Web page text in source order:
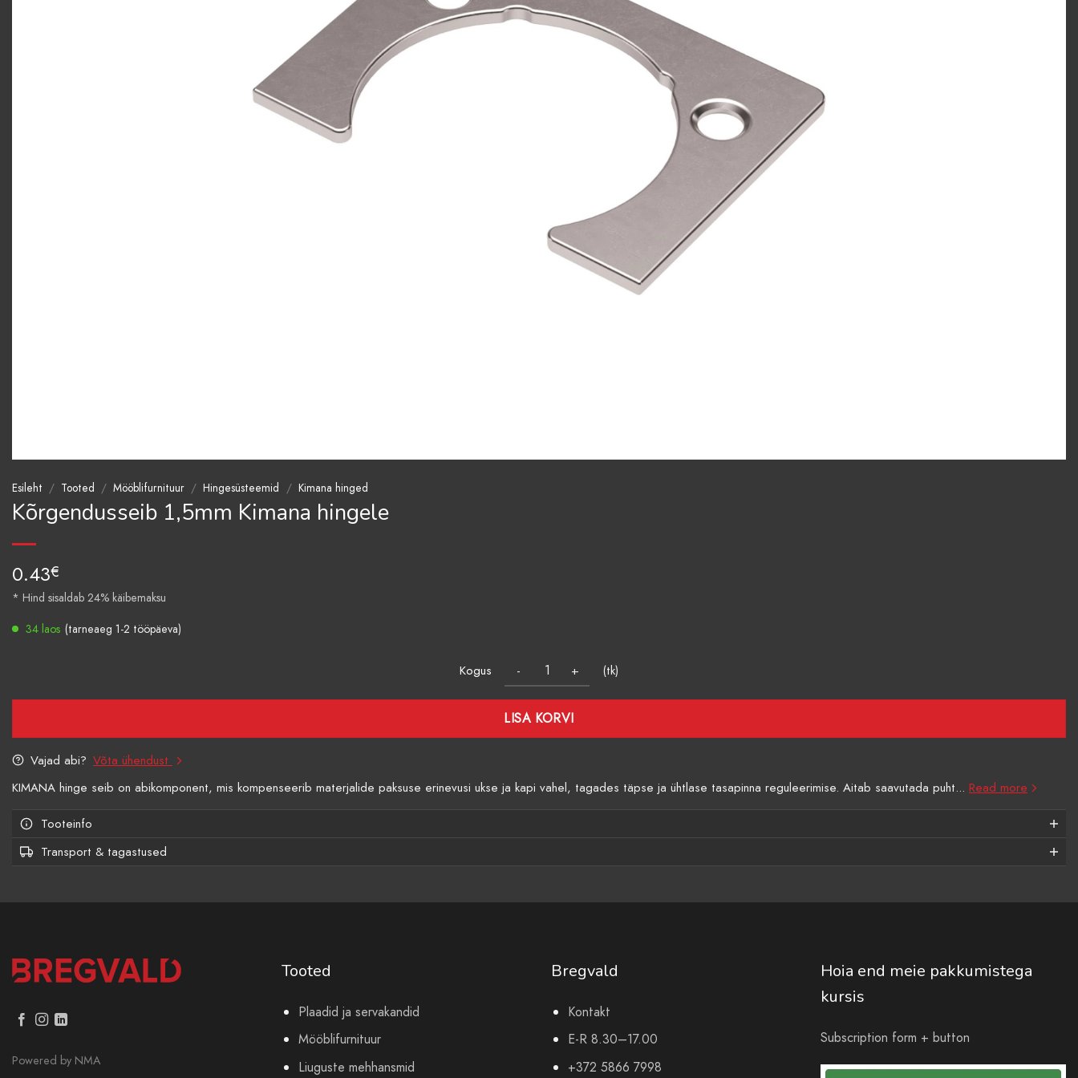
Esileht / Tooted / Mööblifurnituur / Hingesüsteemid / Kimana hinged
Kõrgendusseib 1,5mm Kimana hingele
0.43€
* Hind sisaldab 24% käibemaksu
34 laos (tarneaeg 1-2 tööpäeva)
Kogus (tk)
LISA KORVI
Vajad abi? Võta ühendust
KIMANA hinge seib on abikomponent, mis kompenseerib materjalide paksuse erinevusi ukse ja kapi vahel, tagades täpse ja ühtlase tasapinna reguleerimise. Aitab saavutada puht... Read more
Tooteinfo
Transport & tagastused
Powered by NMA
Tooted
Plaadid ja servakandid
Mööblifurnituur
Liuguste mehhansmid
Bregvald
Kontakt
E-R 8.30–17.00
+372 5866 7998
Hoia end meie pakkumistega
kursis
Subscription form + button